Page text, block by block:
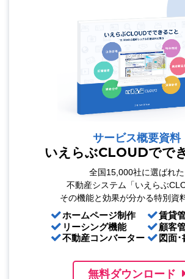
サービス概要資料
いえらぶCLOUDでで
全国15,000社に選ばれた
不動産システム「いえらぶ
その機能と効果が分かる特別資
ホームページ制作
リーシング機能
不動産コンバーター
賃貸
顧客
図面･
無料ダウンロード